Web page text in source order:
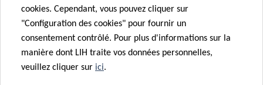
MEET & EAT
12:15pm – 13:15pmlight lunch provided
University of Luxembourg, Campus Belval
cookies. Cependant, vous pouvez cliquer sur
"Configuration des cookies" pour fournir un
consentement contrôlé. Pour plus d'informations sur la
manière dont LIH traite vos données personnelles,
veuillez cliquer sur ici.